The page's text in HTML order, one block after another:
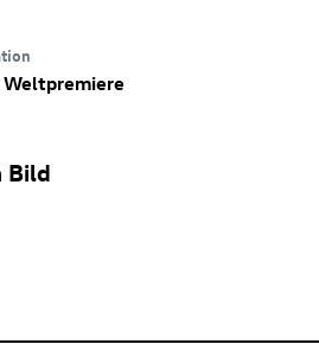
Weltpremiere
Bild